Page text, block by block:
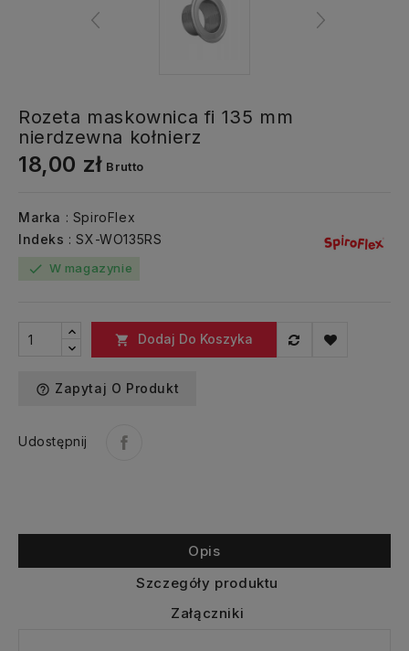
Rozeta maskownica fi 135 mm
nierdzewna kołnierz
18,00 zł Brutto
Marka : SpiroFlex
Indeks : SX-WO135RS
check W magazynie
 Dodaj Do Koszyka
help_outline Zapytaj O Produkt
Udostępnij
Opis
Szczegóły produktu
Załączniki